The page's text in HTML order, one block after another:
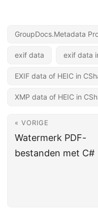
GroupDocs.Metadata
exif data exif data
EXIF data of HEIC in
XMP data of HEIC in
« VORIGE
Watermerk PDF-
bestanden met C#